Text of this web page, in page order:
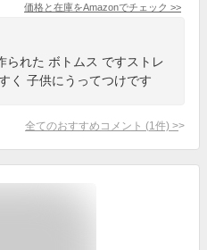
価格と在庫をAmazonでチェック >>
られた ボトムス ですストレ
く 子供にうってつけです
全てのおすすめコメント (1 件) >